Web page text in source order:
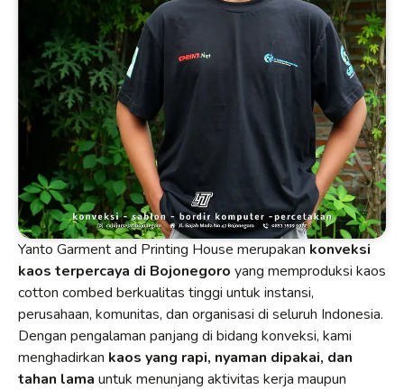
Yanto Garment and Printing House merupakan konveksi
kaos terpercaya di Bojonegoro yang memproduksi kaos
cotton combed berkualitas tinggi untuk instansi,
perusahaan, komunitas, dan organisasi di seluruh Indonesia.
Dengan pengalaman panjang di bidang konveksi, kami
menghadirkan kaos yang rapi, nyaman dipakai, dan
tahan lama untuk menunjang aktivitas kerja maupun